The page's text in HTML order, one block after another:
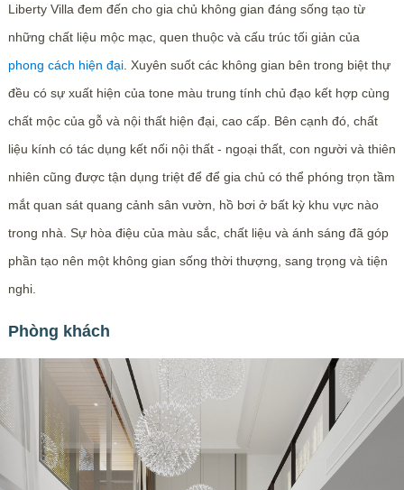
Liberty Villa đem đến cho gia chủ không gian đáng sống tạo từ
những chất liệu mộc mạc, quen thuộc và cấu trúc tối giản của
phong cách hiện đại. Xuyên suốt các không gian bên trong biệt thự
đều có sự xuất hiện của tone màu trung tính chủ đạo kết hợp cùng
chất mộc của gỗ và nội thất hiện đại, cao cấp. Bên cạnh đó, chất
liệu kính có tác dụng kết nối nội thất - ngoại thất, con người và thiên
nhiên cũng được tận dụng triệt để để gia chủ có thể phóng trọn tầm
mắt quan sát quang cảnh sân vườn, hồ bơi ở bất kỳ khu vực nào
trong nhà. Sự hòa điệu của màu sắc, chất liệu và ánh sáng đã góp
phần tạo nên một không gian sống thời thượng, sang trọng và tiện
nghi.
Phòng khách